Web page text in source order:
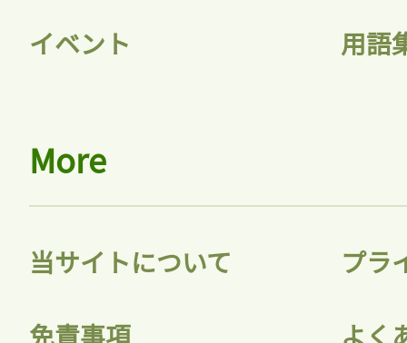
イベント 用語
More
当サイトについて プラ
免責事項 よく